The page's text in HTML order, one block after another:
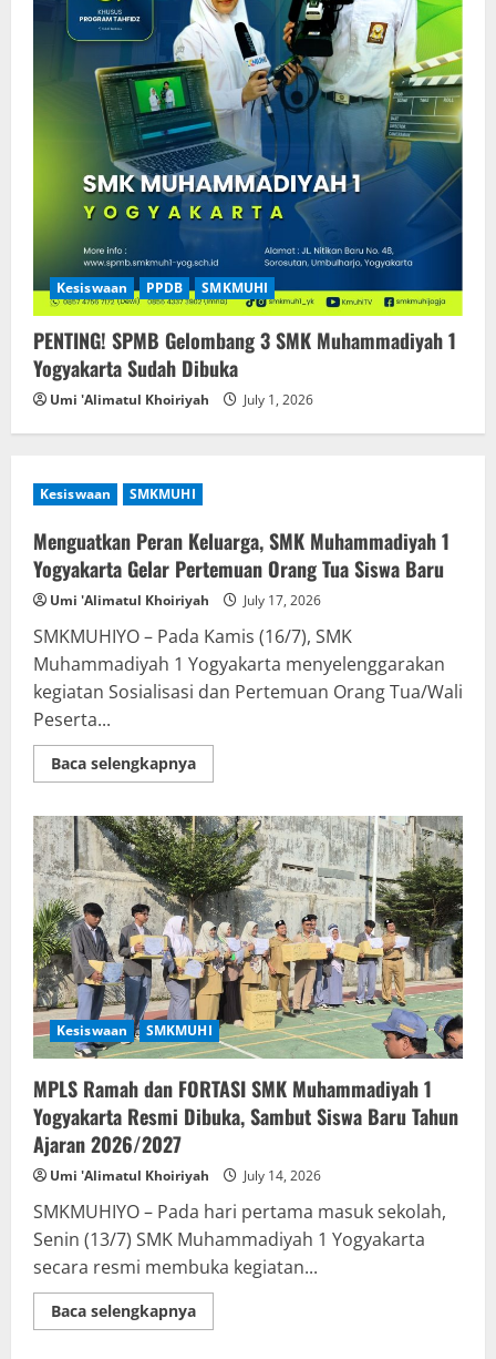
Kesiswaan PPDB SMKMUHI
PENTING! SPMB Gelombang 3 SMK Muhammadiyah 1
Yogyakarta Sudah Dibuka
Umi 'Alimatul Khoiriyah July 1, 2026
Kesiswaan SMKMUHI
Menguatkan Peran Keluarga, SMK Muhammadiyah 1
Yogyakarta Gelar Pertemuan Orang Tua Siswa Baru
Umi 'Alimatul Khoiriyah July 17, 2026
SMKMUHIYO – Pada Kamis (16/7), SMK
Muhammadiyah 1 Yogyakarta menyelenggarakan
kegiatan Sosialisasi dan Pertemuan Orang Tua/Wali
Peserta...
Baca selengkapnyaRead
more
Peran
Keluarga,
SMK
Muhammadiyah
1
Yogyakarta
Gelar
Pertemuan
Orang
Tua
Siswa
Baru
Kesiswaan SMKMUHI
MPLS Ramah dan FORTASI SMK Muhammadiyah 1
Yogyakarta Resmi Dibuka, Sambut Siswa Baru Tahun
Ajaran 2026/2027
Umi 'Alimatul Khoiriyah July 14, 2026
SMKMUHIYO – Pada hari pertama masuk sekolah,
Senin (13/7) SMK Muhammadiyah 1 Yogyakarta
secara resmi membuka kegiatan...
Baca selengkapnyaRead
more